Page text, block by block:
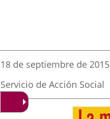
Fecha
la
noticia
18 de septiembre de 2015
Fuente
de
noticia
Servicio de Acción Social